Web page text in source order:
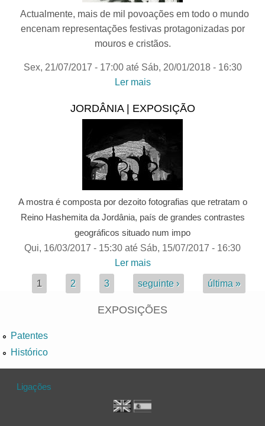
Actualmente, mais de mil povoações em todo o mundo
encenam representações festivas protagonizadas por
mouros e cristãos.
Sex, 21/07/2017 - 17:00até Sáb, 20/01/2018 - 16:30
Ler mais
FESTIVAS DE MOUROS
OCIDENTAL | exposição
JORDÂNIA | EXPOSIÇÃO
A mostra é composta por dezoito fotografias que retratam o
Reino Hashemita da Jordânia, país de grandes contrastes
geográficos situado num impo
Qui, 16/03/2017 - 15:30 até Sáb, 15/07/2017 - 16:30
Ler mais
exposição
Páginas
1 2 3 seguinte › última »
EXPOSIÇÕES
Patentes
Histórico
Ligações